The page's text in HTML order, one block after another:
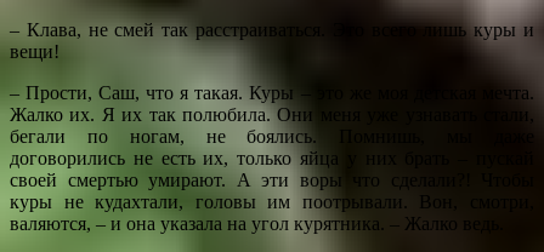
– Клава, не смей так расстраиваться. Это всего лишь куры и
вещи!
– Прости, Саш, что я такая. Куры – это же моя детская мечта.
Жалко их. Я их так полюбила. Они меня уже узнавать стали,
бегали по ногам, не боялись. Помнишь, мы даже
договорились не есть их, только яйца у них брать – пускай
своей смертью умирают. А эти воры что сделали?! Чтобы
куры не кудахтали, головы им поотрывали. Вон, смотри,
валяются, – и она указала на угол курятника. – Жалко ведь.